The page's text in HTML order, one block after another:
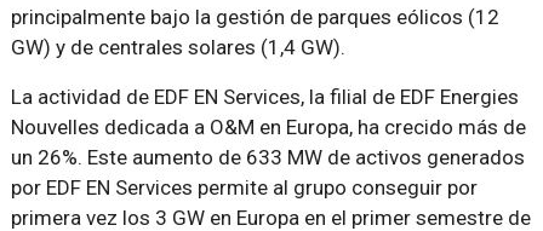
principalmente bajo la gestión de parques eólicos (12
GW) y de centrales solares (1,4 GW).
La actividad de EDF EN Services, la filial de EDF Energies
Nouvelles dedicada a O&M en Europa, ha crecido más de
un 26%. Este aumento de 633 MW de activos generados
por EDF EN Services permite al grupo conseguir por
primera vez los 3 GW en Europa en el primer semestre de